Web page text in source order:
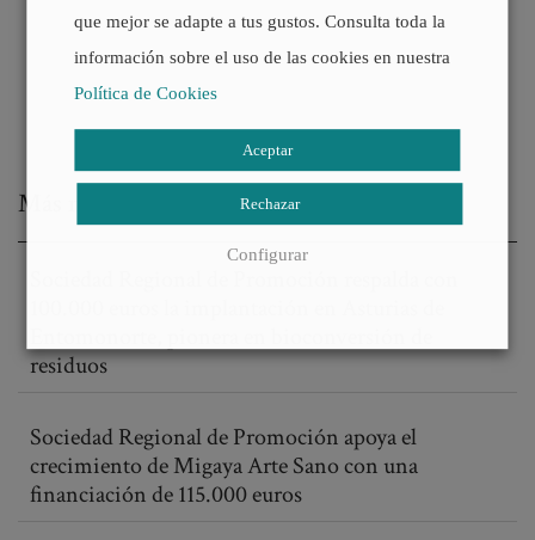
Más noticias
residuos
Sociedad Regional de Promoción apoya el
crecimiento de Migaya Arte Sano con una
financiación de 115.000 euros
que mejor se adapte a tus gustos. Consulta toda la
información sobre el uso de las cookies en nuestra
Política de Cookies
Aceptar
Rechazar
Configurar